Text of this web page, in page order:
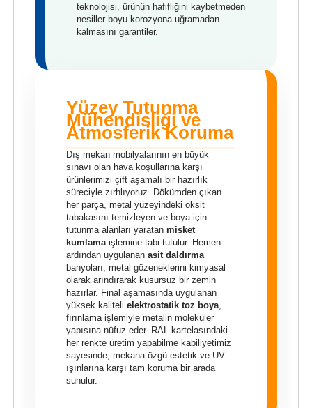
teknolojisi, ürünün hafifliğini kaybetmeden
nesiller boyu korozyona uğramadan
kalmasını garantiler.
Yüzey Tutunma
Mühendisliği ve
Atmosferik Koruma
Dış mekan mobilyalarının en büyük
sınavı olan hava koşullarına karşı
ürünlerimizi çift aşamalı bir hazırlık
süreciyle zırhlıyoruz. Dökümden çıkan
her parça, metal yüzeyindeki oksit
tabakasını temizleyen ve boya için
tutunma alanları yaratan misket
kumlamaişlemine tabi tutulur. Hemen
ardından uygulanan asit daldırma
banyoları, metal gözeneklerini kimyasal
olarak arındırarak kusursuz bir zemin
hazırlar. Final aşamasında uygulanan
yüksek kaliteli elektrostatik toz boya,
fırınlama işlemiyle metalin moleküler
yapısına nüfuz eder. RAL kartelasındaki
her renkte üretim yapabilme kabiliyetimiz
sayesinde, mekana özgü estetik ve UV
ışınlarına karşı tam koruma bir arada
sunulur.